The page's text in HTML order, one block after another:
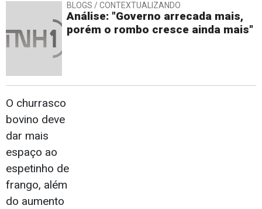
BLOGS / CONTEXTUALIZANDO
Análise: "Governo arrecada mais,
porém o rombo cresce ainda mais"
O churrasco
bovino deve
dar mais
espaço ao
espetinho de
frango, além
do aumento